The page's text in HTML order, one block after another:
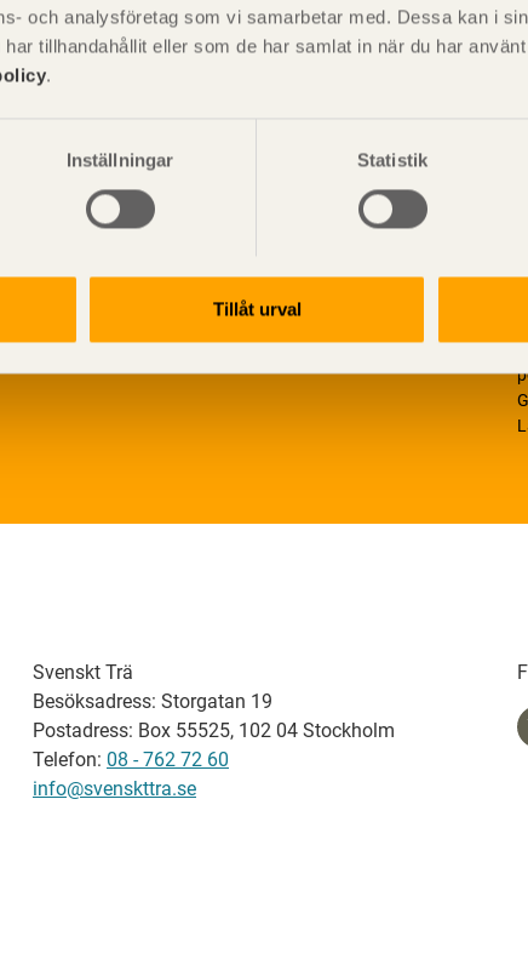
och analysföretag som vi samarbetar med. Dessa kan i
tillhandahållit eller som de har samlat in när du har
.
Inställningar Statistik
Tillåt urval
Svenskt Trä
Besöksadress: Storgatan 19
Postadress: Box 55525, 102 04 Stockholm
Telefon: 08 - 762 72 60
info@svenskttra.se